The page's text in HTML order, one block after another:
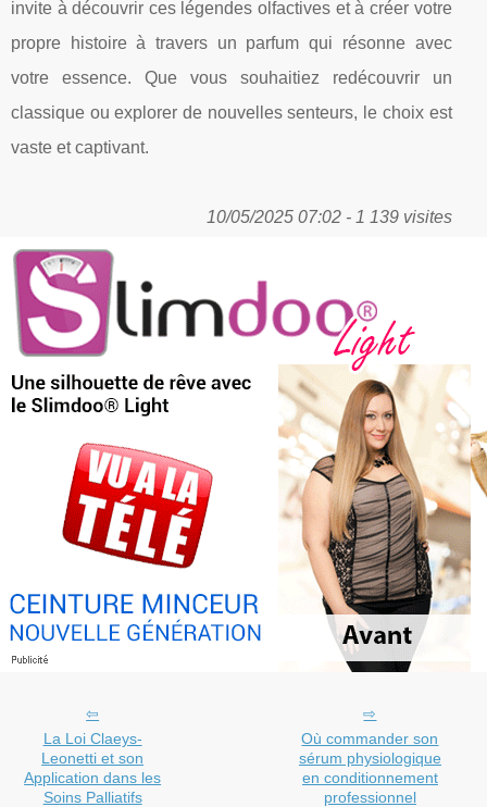
invite à découvrir ces légendes olfactives et à créer votre
propre histoire à travers un parfum qui résonne avec
votre essence. Que vous souhaitiez redécouvrir un
classique ou explorer de nouvelles senteurs, le choix est
vaste et captivant.
10/05/2025 07:02 - 1 139 visites
La Loi Claeys-
Leonetti et son
Application dans les
Soins Palliatifs
Où commander son
sérum physiologique
en conditionnement
professionnel